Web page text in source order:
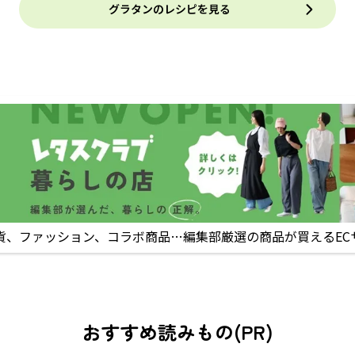
グラタンのレシピを見る
、ファッション、コラボ商品…編集部厳選の商品が買えるEC
おすすめ読みもの(PR)